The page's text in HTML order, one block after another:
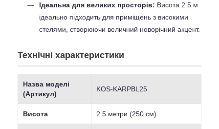
Ідеальна для великих просторів: Висота 2.5 м
ідеально підходить для приміщень з високими
стелями, створюючи величний новорічний акцент.
Технічні характеристики
Назва моделі
(Артикул)
KOS-KARPBL25
Висота 2.5 метри (250 см)